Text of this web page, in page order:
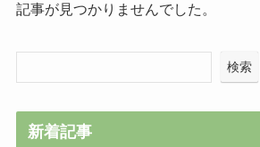
記事が見つかりませんでした。
検索
新着記事